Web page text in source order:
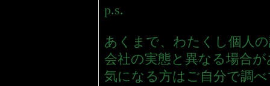
p.s.
あくまで、わたくし個人
会社の実態と異なる場合
気になる方はご自分で調